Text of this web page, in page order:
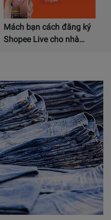
Mách bạn cách đăng ký
Shopee Live cho nhà…